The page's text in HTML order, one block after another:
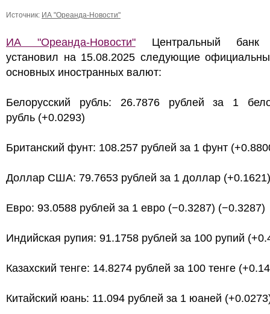
Источник: ИА "Ореанда-Новости"
ИА "Ореанда-Новости"Центральный банк
установил на 15.08.2025 следующие
основных иностранных валют:
Белорусский рубль: 26.7876 рублей за 1
рубль (+0.0293)
Британский фунт: 108.257 рублей за 1 фунт
Доллар США: 79.7653 рублей за 1 доллар (+0.1621)
Евро: 93.0588 рублей за 1 евро (−0.3287) (−0.3287)
Индийская рупия: 91.1758 рублей за 100 рупий
Казахский тенге: 14.8274 рублей за 100 тенге
Китайский юань: 11.094 рублей за 1 юаней